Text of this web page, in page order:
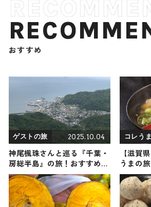
おすすめ
ゲストの旅 2025.10.04
神尾楓珠さんと巡る『千葉・
房総半島』の旅！おすすめの
観光・グルメをご紹介 2025
年10月4日放送
コレう
【滋賀
うまの
をお届け